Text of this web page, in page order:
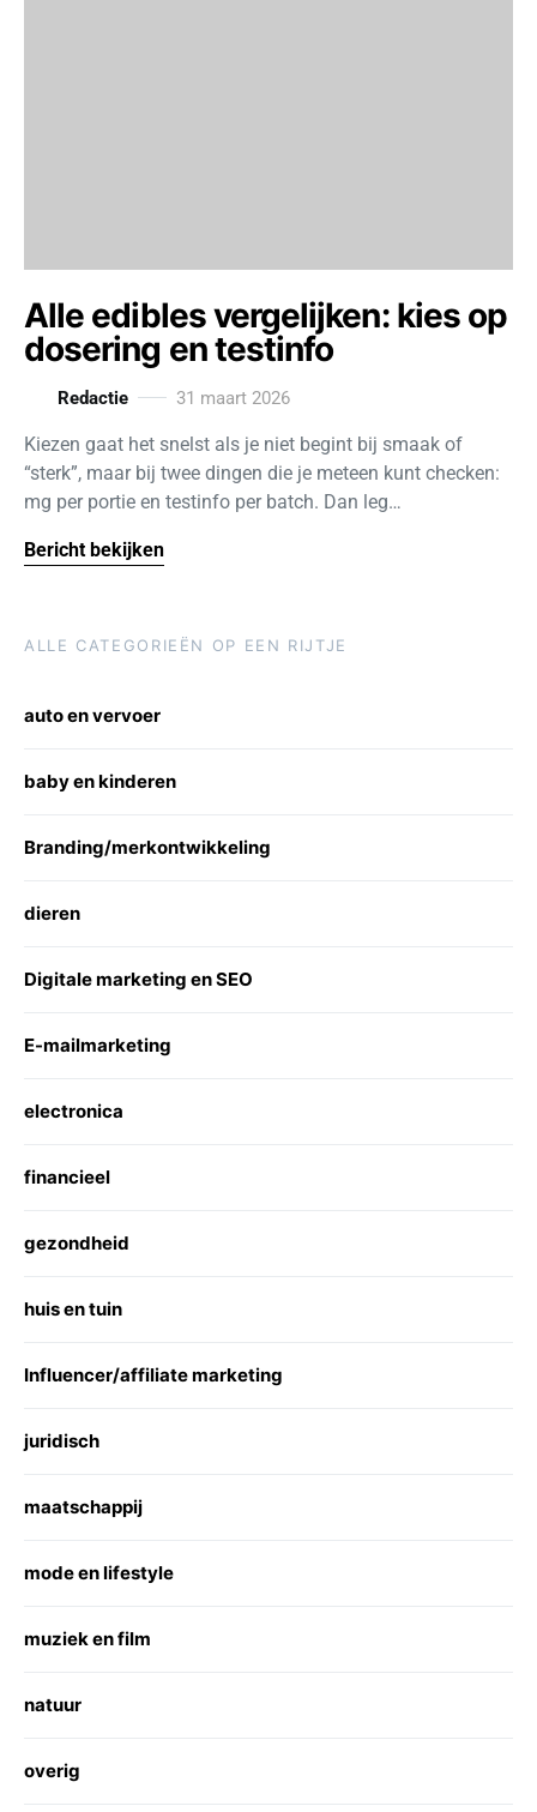
Alle edibles vergelijken: kies op
dosering en testinfo
Redactie 31 maart 2026
Kiezen gaat het snelst als je niet begint bij smaak of
“sterk”, maar bij twee dingen die je meteen kunt checken:
mg per portie en testinfo per batch. Dan leg…
Bericht bekijken
ALLE CATEGORIEËN OP EEN RIJTJE
auto en vervoer
baby en kinderen
Branding/merkontwikkeling
dieren
Digitale marketing en SEO
E-mailmarketing
electronica
financieel
gezondheid
huis en tuin
Influencer/affiliate marketing
juridisch
maatschappij
mode en lifestyle
muziek en film
natuur
overig